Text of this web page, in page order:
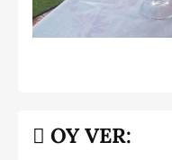
OY VER: